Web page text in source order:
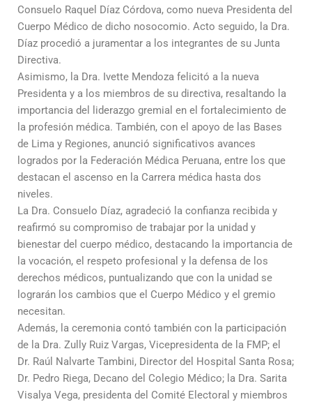
Consuelo Raquel Díaz Córdova, como nueva Presidenta del
Cuerpo Médico de dicho nosocomio. Acto seguido, la Dra.
Díaz procedió a juramentar a los integrantes de su Junta
Directiva.
Asimismo, la Dra. Ivette Mendoza felicitó a la nueva
Presidenta y a los miembros de su directiva, resaltando la
importancia del liderazgo gremial en el fortalecimiento de
la profesión médica. También, con el apoyo de las Bases
de Lima y Regiones, anunció significativos avances
logrados por la Federación Médica Peruana, entre los que
destacan el ascenso en la Carrera médica hasta dos
niveles.
La Dra. Consuelo Díaz, agradeció la confianza recibida y
reafirmó su compromiso de trabajar por la unidad y
bienestar del cuerpo médico, destacando la importancia de
la vocación, el respeto profesional y la defensa de los
derechos médicos, puntualizando que con la unidad se
lograrán los cambios que el Cuerpo Médico y el gremio
necesitan.
Además, la ceremonia contó también con la participación
de la Dra. Zully Ruiz Vargas, Vicepresidenta de la FMP; el
Dr. Raúl Nalvarte Tambini, Director del Hospital Santa Rosa;
Dr. Pedro Riega, Decano del Colegio Médico; la Dra. Sarita
Visalya Vega, presidenta del Comité Electoral y miembros